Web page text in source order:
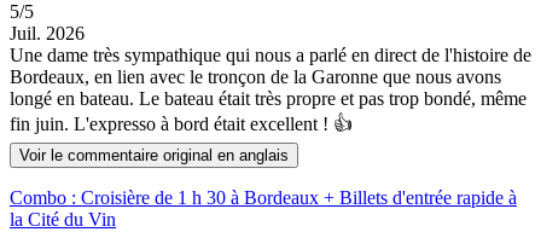
5/5
Juil. 2026
Une dame très sympathique qui nous a parlé en direct de l'histoire de
Bordeaux, en lien avec le tronçon de la Garonne que nous avons
longé en bateau. Le bateau était très propre et pas trop bondé, même
fin juin. L'expresso à bord était excellent ! 👍
Voir le commentaire original en anglais
Combo : Croisière de 1 h 30 à Bordeaux + Billets d'entrée rapide à
la Cité du Vin